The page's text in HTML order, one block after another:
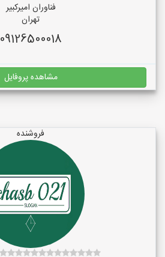
فناوران امیرکبیر
تهران
09126500018
مشاهده پروفایل
فروشنده